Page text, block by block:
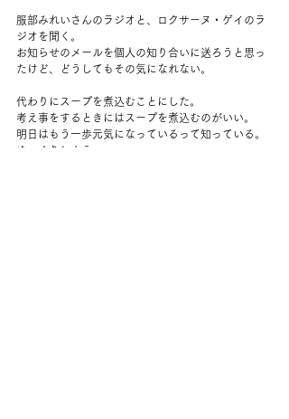
服部みれいさんのラジオと、ロクサーヌ・ゲイのラ
ジオを聞く。
お知らせのメールを個人の知り合いに送ろうと思っ
たけど、どうしてもその気になれない。
代わりにスープを煮込むことにした。
考え事をするときにはスープを煮込むのがいい。
明日はもう一歩元気になっているって知っている。
ゆっくりしよう。